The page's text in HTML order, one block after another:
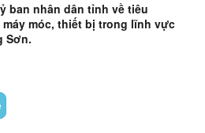
ban nhân dân tỉnh về tiêu
móc, thiết bị trong lĩnh vực
Sơn.